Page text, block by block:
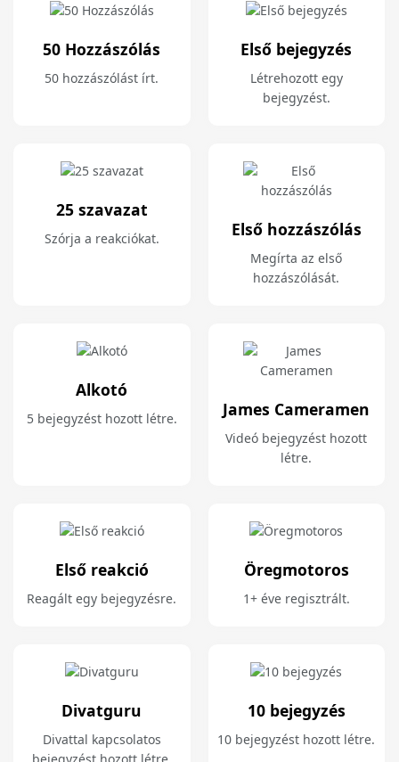
50 Hozzászólás
50 hozzászólást írt.
Első bejegyzés
Létrehozott egy
bejegyzést.
25 szavazat
Szórja a reakciókat. Első hozzászólás
Megírta az első
hozzászólását.
Alkotó
5 bejegyzést hozott létre. James Cameramen
Videó bejegyzést hozott
létre.
Első reakció
Reagált egy bejegyzésre.
Öregmotoros
1+ éve regisztrált.
Divatguru
Divattal kapcsolatos
10 bejegyzés
10 bejegyzést hozott létre.